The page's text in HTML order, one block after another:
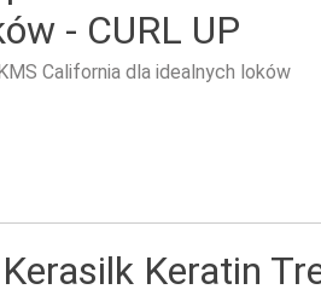
- CURL UP
California dla idealnych loków
Keratin